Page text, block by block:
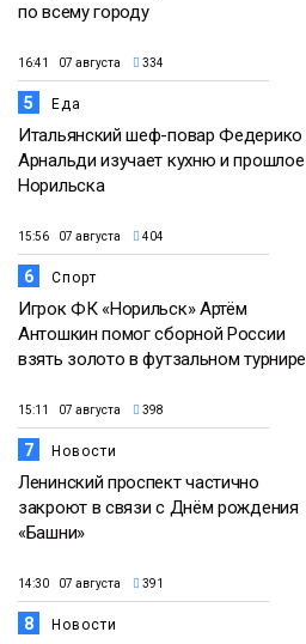
по всему городу
16:41 07 августа 334
5 Еда
Итальянский шеф-повар Федерико
Арнальди изучает кухню и прошлое
Норильска
15:56 07 августа 404
6 Спорт
Игрок ФК «Норильск» Артём
Антошкин помог сборной России
взять золото в футзальном турнире
15:11 07 августа 398
7 Новости
Ленинский проспект частично
закроют в связи с Днём рождения
«Башни»
14:30 07 августа 391
8 Новости